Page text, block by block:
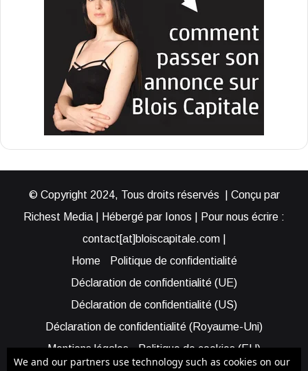
© Copyright 2024, Tous droits réservés | Conçu par
Richest Media | Hébergé par Ionos | Pour nous écrire :
contact[at]bloiscapitale.com |
Home
Politique de confidentialité
Déclaration de confidentialité (UE)
Déclaration de confidentialité (US)
Déclaration de confidentialité (Royaume-Uni)
Mentions légales
Politique de cookies (EU)
We and our partners use technology such as cookies on our